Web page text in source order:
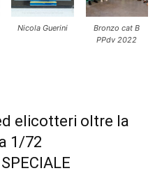
Nicola Guerini
Bronzo cat B
PPdv 2022
elicotteri oltre la
1/72